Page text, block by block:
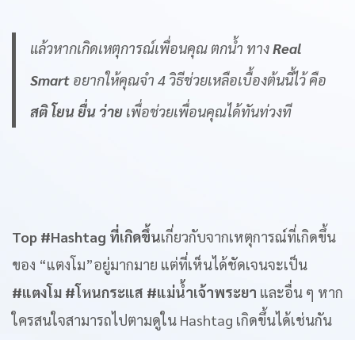
แล้วหากเกิดเหตุการณ์เพื่อนคุณ ตกน้ำ ทางReal
Smartอยากให้คุณจำ 4 วิธีช่วยเหลือเบื้องต้นนี้ไว้ คือ
สติ โยน ยื่น ว่ายเพื่อช่วยเพื่อนคุณได้ทันท่วงที
Top #Hashtag ที่เกิดขึ้นเกี่ยวกับจากเหตุการณ์ที่เกิดขึ้น
ของ “แตงโม”อยู่มากมาย แต่ที่เห็นได้ชัดเจนจะเป็น
#แตงโม #โหนกระแส #แม่น้ำเจ้าพระยา และอื่น ๆ หาก
ใครสนใจสามารถไปตามดูใน Hashtag เกิดขึ้นได้เช่นกัน